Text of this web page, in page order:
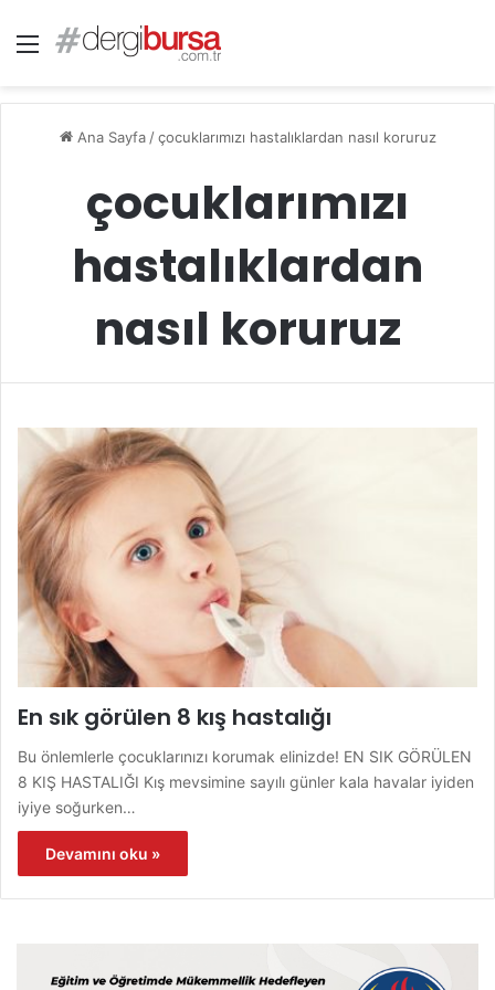
Menü
Ana Sayfa / çocuklarımızı hastalıklardan nasıl koruruz
çocuklarımızı
hastalıklardan
nasıl koruruz
En sık görülen 8 kış hastalığı
Bu önlemlerle çocuklarınızı korumak elinizde! EN SIK GÖRÜLEN
8 KIŞ HASTALIĞI Kış mevsimine sayılı günler kala havalar iyiden
iyiye soğurken…
Devamını oku »